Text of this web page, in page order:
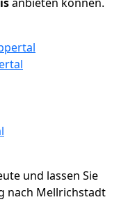
und lassen Sie
nach Mellrichstadt